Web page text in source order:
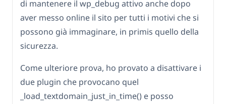
di mantenere il wp_debug attivo anche dopo
aver messo online il sito per tutti i motivi che si
possono già immaginare, in primis quello della
sicurezza.
Come ulteriore prova, ho provato a disattivare i
due plugin che provocano quel
_load_textdomain_just_in_time() e posso